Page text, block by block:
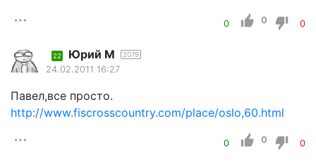
0 0 0
22 Юрий М 2079
24.02.2011 16:27
Павел,все просто.
http://www.fiscrosscountry.com/place/oslo,60.html
0 0 0